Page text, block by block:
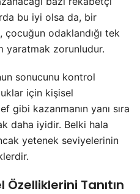
bu iyi olsa da, bir
odaklandığı tek
yaratmak zorunludur.
sonucunu kontrol
için kişisel
gibi kazanmanın yanı sıra
daha iyidir. Belki hala
yetenek seviyelerinin
Tanıtın